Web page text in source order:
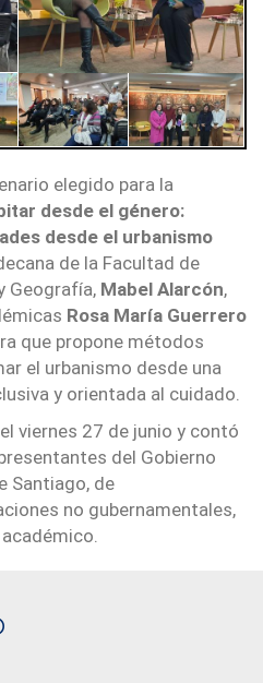
elegido para la
desde el género:
desde el urbanismo
de la Facultad de
Geografía, Mabel Alarcón,
Rosa María Guerrero
que propone métodos
el urbanismo desde una
y orientada al cuidado.
viernes 27 de junio y contó
del Gobierno
Santiago, de
no gubernamentales,